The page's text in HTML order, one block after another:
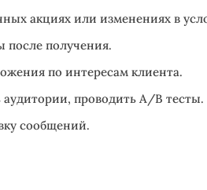
акциях или изменениях в
после получения.
по интересам клиента.
проводить A/B тесты.
сообщений.